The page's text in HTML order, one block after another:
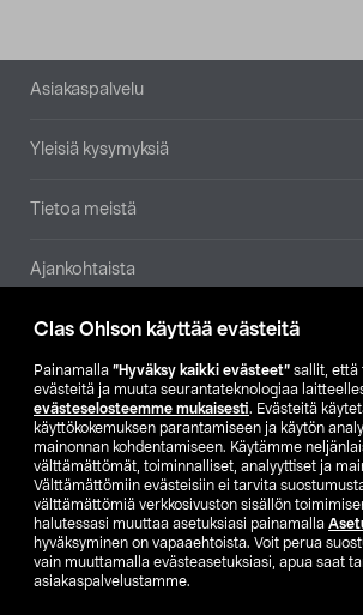
Clas Ohlson käyttää evästeitä
Painamalla ”Hyväksy kaikki evästeet” sallit, että
evästeitä ja muuta seurantateknologiaa
evästeselosteemme mukaisesti. Evästeitä
käyttökokemuksen parantamiseen ja käytön
mainonnan kohdentamiseen. Käytämme
välttämättömät, toiminnalliset, analyyttiset ja
Välttämättömiin evästeisiin ei tarvita
välttämättömiä verkkosivuston sisällön
halutessasi muuttaa asetuksiasi painamalla
hyväksyminen on vapaaehtoista. Voit perua
vain muuttamalla evästeasetuksiasi, apua saat
asiakaspalvelustamme.
Alatunniste
Asiakaspalvelu
Yleisiä kysymyksiä
Tietoa meistä
Ajankohtaista
Muut yrityksemme
Etsi myymälä
SE NO FI
FI SV